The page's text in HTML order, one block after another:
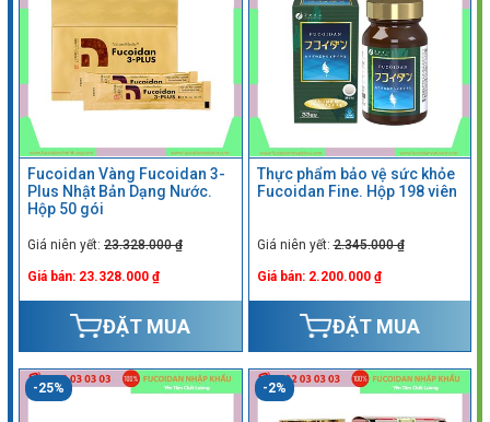
Fucoidan Vàng Fucoidan 3-
Plus Nhật Bản Dạng Nước.
Hộp 50 gói
Giá niên yết: 23.328.000 ₫
Giá bán: 23.328.000 ₫
ĐẶT MUA
Thực phẩm bảo vệ sức khỏe
Fucoidan Fine. Hộp 198 viên
Giá niên yết:2.345.000 ₫
Giá bán: 2.200.000 ₫
ĐẶT MUA
-25% -2%